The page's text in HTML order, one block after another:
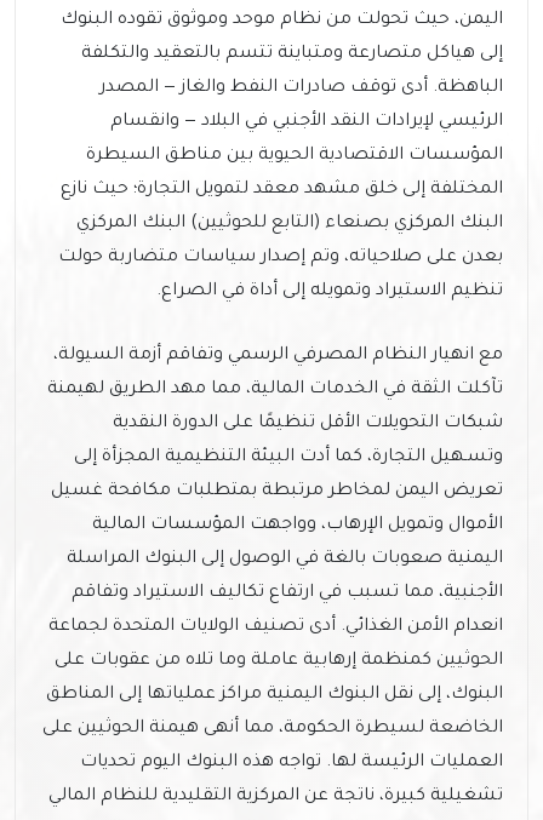
اليمن، حيث تحولت من نظام موحد وموثوق تقوده البنوك
إلى هياكل متصارعة ومتباينة تتسم بالتعقيد والتكلفة
الباهظة. أدى توقف صادرات النفط والغاز — المصدر
الرئيسي لإيرادات النقد الأجنبي في البلاد — وانقسام
المؤسسات الاقتصادية الحيوية بين مناطق السيطرة
المختلفة إلى خلق مشهد معقد لتمويل التجارة؛ حيث نازع
البنك المركزي بصنعاء (التابع للحوثيين) البنك المركزي
بعدن على صلاحياته، وتم إصدار سياسات متضاربة حولت
تنظيم الاستيراد وتمويله إلى أداة في الصراع.
مع انهيار النظام المصرفي الرسمي وتفاقم أزمة السيولة،
تآكلت الثقة في الخدمات المالية، مما مهد الطريق لهيمنة
شبكات التحويلات الأقل تنظيمًا على الدورة النقدية
وتسـهيل التجارة، كما أدت البيئة التنظيمية المجزأة إلى
تعريض اليمن لمخاطر مرتبطة بمتطلبات مكافحة غسيل
الأموال وتمويل الإرهاب، وواجهت المؤسسات المالية
اليمنية صعوبات بالغة في الوصول إلى البنوك المراسلة
الأجنبية، مما تسبب في ارتفاع تكاليف الاستيراد وتفاقم
انعدام الأمن الغذائي. أدى تصنيف الولايات المتحدة لجماعة
الحوثيين كمنظمة إرهابية عاملة وما تلاه من عقوبات على
البنوك، إلى نقل البنوك اليمنية مراكز عملياتها إلى المناطق
الخاضعة لسيطرة الحكومة، مما أنهى هيمنة الحوثيين على
العمليات الرئيسة لها. تواجه هذه البنوك اليوم تحديات
تشغيلية كبيرة، ناتجة عن المركزية التقليدية للنظام المالي